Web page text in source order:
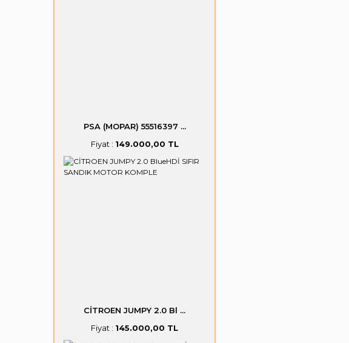
PSA (MOPAR) 55516397 ...
Fiyat : 149.000,00 TL
CİTROEN JUMPY 2.0 Bl ...
Fiyat : 145.000,00 TL